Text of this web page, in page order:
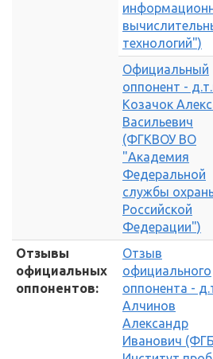
технологий")
Официальный
оппонент -
Козачок
Васильевич
(ФГКВОУ ВО
"Академия
Федеральной
службы
Российской
Федерации")
Отзывы
официальных
оппонентов:
Отзыв
официального
оппонента -
Алчинов
Александр
Иванович